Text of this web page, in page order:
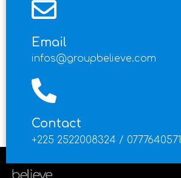
Email
infos@groupbelieve.com
Contact
+225 2522008324 / 0777640571